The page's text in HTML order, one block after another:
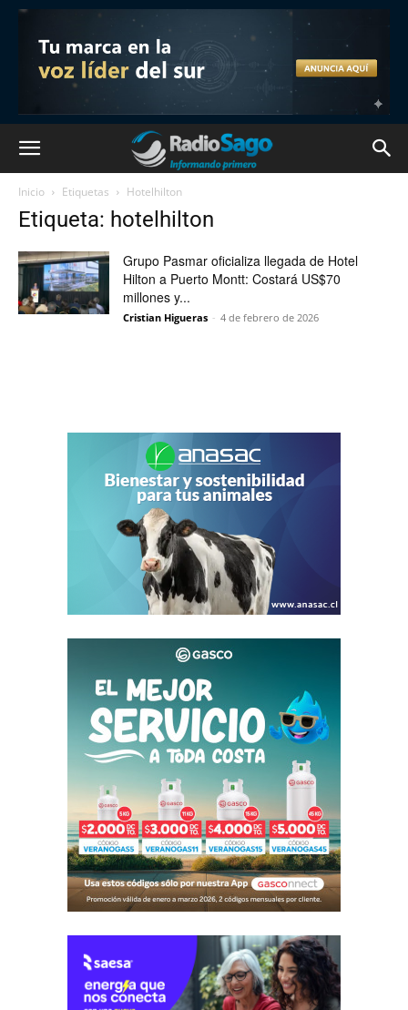
Inicio Etiquetas Hotelhilton
Etiqueta: hotelhilton
Grupo Pasmar oficializa llegada de Hotel
Hilton a Puerto Montt: Costará US$70
millones y...
Cristian Higueras - 4 de febrero de 2026